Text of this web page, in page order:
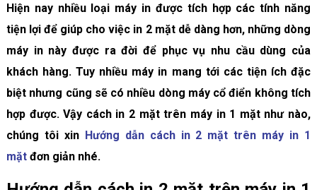
Hiện nay nhiều loại máy in được tích hợp các tính năng
tiện lợi để giúp cho việc in 2 mặt dễ dàng hơn, những dòng
máy in này được ra đời để phục vụ nhu cầu dùng của
khách hàng. Tuy nhiều máy in mang tới các tiện ích đặc
biệt nhưng cũng sẽ có nhiều dòng máy cổ điển không tích
hợp được. Vậy cách in 2 mặt trên máy in 1 mặt như nào,
chúng tôi xin Hướng dẫn cách in 2 mặt trên máy in 1
mặtđơn giản nhé.